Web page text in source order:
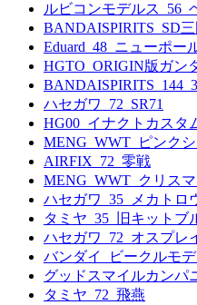
ルビコンモデルス_56_
BANDAISPIRITS_SD
Eduard_48_ニューポー
HGTO_ORIGIN版ガン
ハセガワ_72_SR71
HG00_イナクトカスタ
MENG_WWT_ピンク
AIRFIX_72_零戦
MENG_WWT_クリス
ハセガワ_35_メカトロ
タミヤ_35_旧キットブ
ハセガワ_72_オスプレ
バンダイ_ビークルモ
グッドスマイルカンパ
タミヤ_72_飛燕